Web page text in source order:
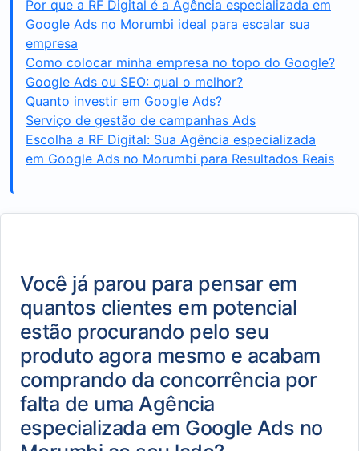
Por que a RF Digital é a Agência especializada em
Google Ads no Morumbi ideal para escalar sua
empresa
Como colocar minha empresa no topo do Google?
Google Ads ou SEO: qual o melhor?
Quanto investir em Google Ads?
Serviço de gestão de campanhas Ads
Escolha a RF Digital: Sua Agência especializada
em Google Ads no Morumbi para Resultados Reais
Você já parou para pensar em
quantos clientes em potencial
estão procurando pelo seu
produto agora mesmo e acabam
comprando da concorrência por
falta de uma Agência
especializada em Google Ads no